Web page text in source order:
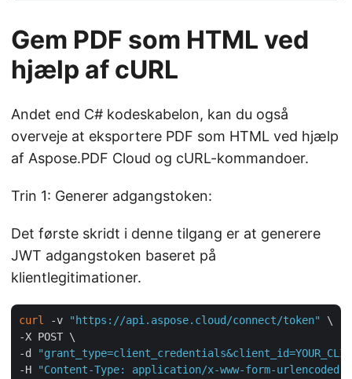
Gem PDF som HTML ved
hjælp af cURL
Andet end C# kodeskabelon, kan du også
overveje at eksportere PDF som HTML ved hjælp
af Aspose.PDF Cloud og cURL-kommandoer.
Trin 1: Generer adgangstoken:
Det første skridt i denne tilgang er at generere
JWT adgangstoken baseret på
klientlegitimationer.
curl -v "https://api.aspose.cloud/connect/token"
\
-X POST \
-d
-H
"Content-Type: application/x-www-form-urlencoded"